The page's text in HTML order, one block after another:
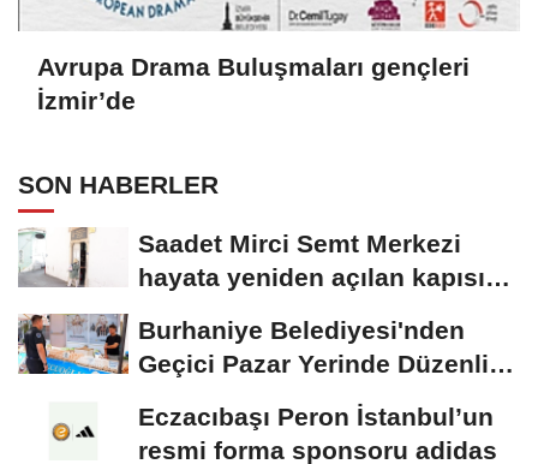
Avrupa Drama Buluşmaları gençleri
İzmir’de
SON HABERLER
Saadet Mirci Semt Merkezi
hayata yeniden açılan kapısı
Burhaniye Belediyesi'nden
Geçici Pazar Yerinde Düzenli
Eczacıbaşı Peron İstanbul’un
resmi forma sponsoru adidas